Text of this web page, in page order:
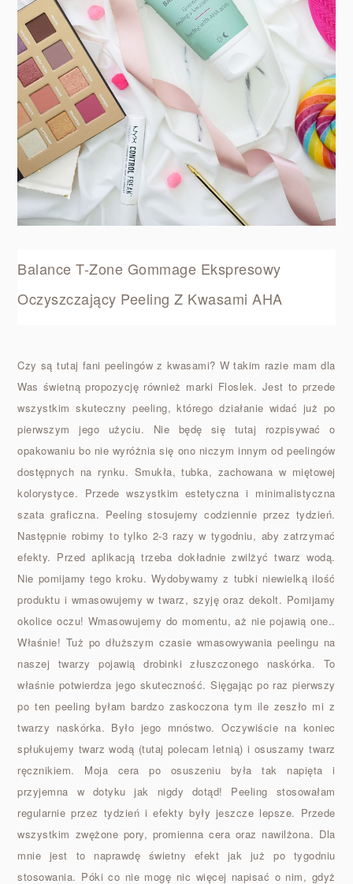
Balance T-Zone Gommage Ekspresowy
Oczyszczający Peeling Z Kwasami AHA
Czy są tutaj fani peelingów z kwasami? W takim razie mam dla
Was świetną propozycję również marki Floslek. Jest to przede
wszystkim skuteczny peeling, którego działanie widać już po
pierwszym jego użyciu. Nie będę się tutaj rozpisywać o
opakowaniu bo nie wyróżnia się ono niczym innym od peelingów
dostępnych na rynku. Smukła, tubka, zachowana w miętowej
kolorystyce. Przede wszystkim estetyczna i minimalistyczna
szata graficzna. Peeling stosujemy codziennie przez tydzień.
Następnie robimy to tylko 2-3 razy w tygodniu, aby zatrzymać
efekty. Przed aplikacją trzeba dokładnie zwilżyć twarz wodą.
Nie pomijamy tego kroku. Wydobywamy z tubki niewielką ilość
produktu i wmasowujemy w twarz, szyję oraz dekolt. Pomijamy
okolice oczu! Wmasowujemy do momentu, aż nie pojawią one..
Właśnie! Tuż po dłuższym czasie wmasowywania peelingu na
naszej twarzy pojawią drobinki złuszczonego naskórka. To
właśnie potwierdza jego skuteczność. Sięgając po raz pierwszy
po ten peeling byłam bardzo zaskoczona tym ile zeszło mi z
twarzy naskórka. Było jego mnóstwo. Oczywiście na koniec
spłukujemy twarz wodą (tutaj polecam letnią) i osuszamy twarz
ręcznikiem. Moja cera po osuszeniu była tak napięta i
przyjemna w dotyku jak nigdy dotąd! Peeling stosowałam
regularnie przez tydzień i efekty były jeszcze lepsze. Przede
wszystkim zwężone pory, promienna cera oraz nawilżona. Dla
mnie jest to naprawdę świetny efekt jak już po tygodniu
stosowania. Póki co nie mogę nic więcej napisać o nim, gdyż